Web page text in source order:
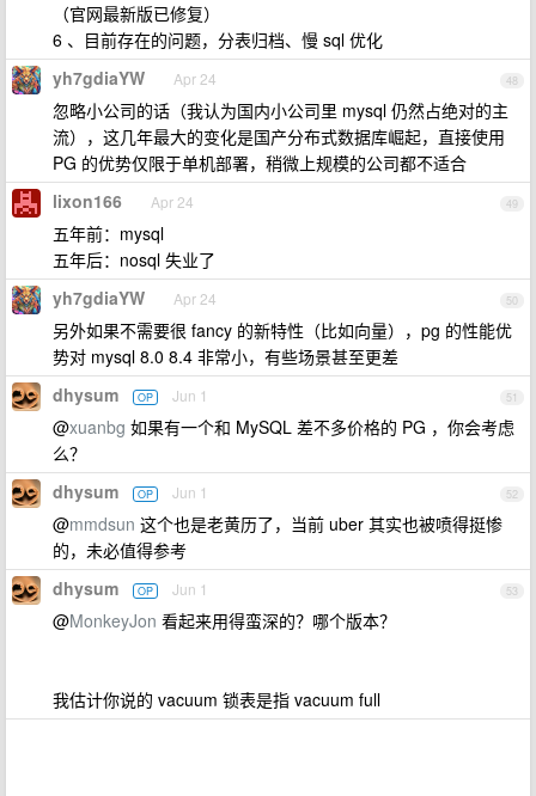
（官网最新版已修复）
6 、目前存在的问题，分表归档、慢 sql 优化
48
yh7gdiaYW Apr 24
忽略小公司的话（我认为国内小公司里 mysql 仍然占绝对的主
流），这几年最大的变化是国产分布式数据库崛起，直接使用
PG 的优势仅限于单机部署，稍微上规模的公司都不适合
49
lixon166 Apr 24
五年前：mysql
五年后：nosql 失业了
50
yh7gdiaYW Apr 24
另外如果不需要很 fancy 的新特性（比如向量），pg 的性能优
势对 mysql 8.0 8.4 非常小，有些场景甚至更差
51
dhysum OP Jun 1
@xuanbg 如果有一个和 MySQL 差不多价格的 PG ，你会考虑
么？
52
dhysum OP Jun 1
@mmdsun 这个也是老黄历了，当前 uber 其实也被喷得挺惨
的，未必值得参考
53
dhysum OP Jun 1
@MonkeyJon 看起来用得蛮深的？哪个版本？
我估计你说的 vacuum 锁表是指 vacuum full